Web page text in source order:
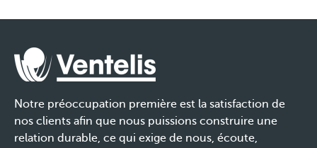
Notre préoccupation première est la satisfaction de
nos clients afin que nous puissions construire une
relation durable, ce qui exige de nous, écoute,